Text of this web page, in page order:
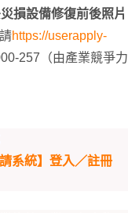
損設備修復前後照片
https://userapply-
257（由產業競爭力
系統】登入／註冊